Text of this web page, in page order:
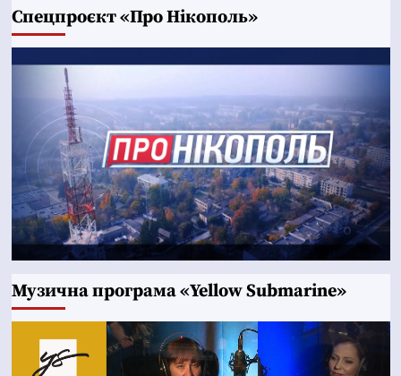
Cпецпроєкт «Про Нікополь»
Музична програма «Yellow Submarine»